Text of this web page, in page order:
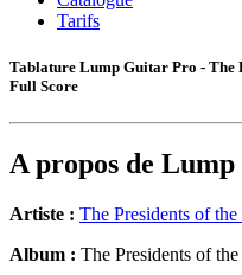
Tarifs
Tablature Lump Guitar Pro - The
Full Score
A propos de Lump
Artiste : The Presidents of
Album : The Presidents of